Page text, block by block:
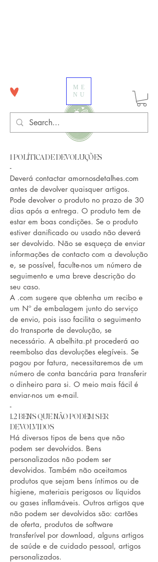
ME
NU
1 POLÍTICA DE DEVOLUÇÕES
-
Deverá contactar amornosdetalhes.com
antes de devolver quaisquer artigos.
Pode devolver o produto no prazo de 30
dias após a entrega. O produto tem de
estar em boas condições. Se o produto
estiver danificado ou usado não deverá
ser devolvido. Não se esqueça de enviar
informações de contacto com a devolução
e, se possível, faculte-nos um número de
seguimento e uma breve descrição do
seu caso.
A .com sugere que obtenha um recibo e
um Nº de embalagem junto do serviço
de envio, pois isso facilita o seguimento
do transporte de devolução, se
necessário. A abelhita.pt procederá ao
reembolso das devoluções elegíveis. Se
pagou por fatura, necessitaremos de um
número de conta bancária para transferir
o dinheiro para si. O meio mais fácil é
enviar-nos um e-mail.
-
1.2 BENS QUE NÃO PODEM SER
DEVOLVIDOS
Há diversos tipos de bens que não
podem ser devolvidos. Bens
personalizados não podem ser
devolvidos. Também não aceitamos
produtos que sejam bens íntimos ou de
higiene, materiais perigosos ou líquidos
ou gases inflamáveis. Outros artigos que
não podem ser devolvidos são: cartões
de oferta, produtos de software
transferível por download, alguns artigos
de saúde e de cuidado pessoal, artigos
personalizados.